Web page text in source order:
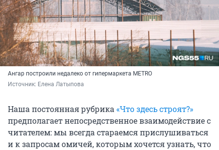
Ангар построили недалеко от гипермаркета METRO
Источник: Елена Латыпова
Наша постоянная рубрика«Что здесь строят?»
предполагает непосредственное взаимодействие с
читателем: мы всегда стараемся прислушиваться
и к запросам омичей, которым хочется узнать, что